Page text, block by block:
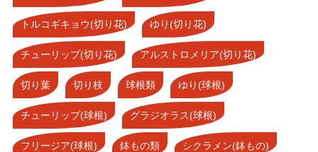
トルコギキョウ(切り花) ゆり(切り花)
チューリップ(切り花) アルストロメリア(切り花)
切り葉 切り枝 球根類 ゆり(球根)
チューリップ(球根) グラジオラス(球根)
フリージア(球根) 鉢もの類 シクラメン(鉢もの)